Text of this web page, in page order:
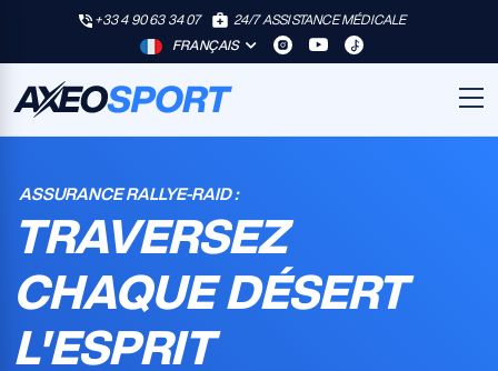
+33 4 90 63 34 07
24/7 ASSISTANCE MÉDICALE
FRANÇAIS
ASSURANCE RALLYE-RAID :
TRAVERSEZ
CHAQUE DÉSERT
L'ESPRIT